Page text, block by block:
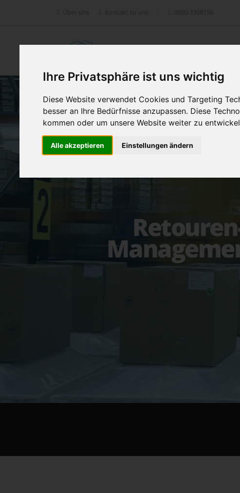
Ihre Privatsphäre ist uns wichtig
Diese Website verwendet Cookies und Targeting
besser an Ihre Bedürfnisse anzupassen. Diese
kommen oder um unsere Website weiter zu
Alle akzeptieren Einstellungen ändern
Retoure.online